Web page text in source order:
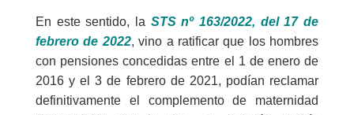
En este sentido, la STS nº 163/2022, del 17 de
febrero de 2022, vino a ratificar que los hombres
con pensiones concedidas entre el 1 de enero de
2016 y el 3 de febrero de 2021, podían reclamar
definitivamente el complemento de maternidad